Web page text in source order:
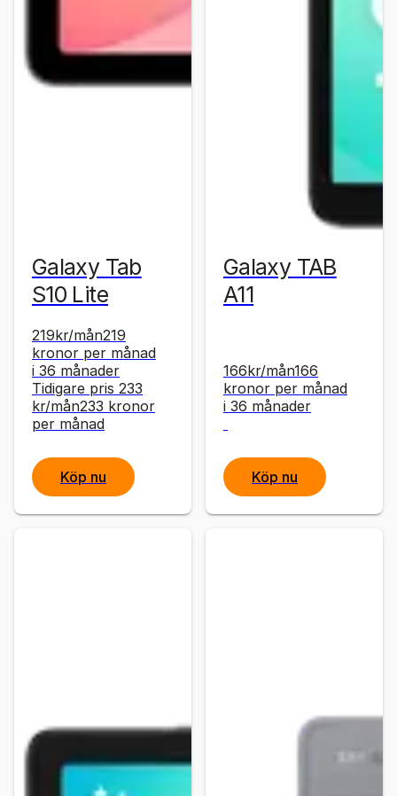
Galaxy Tab
S10 Lite
219kr/mån219
kronor per månad
i 36 månader
Tidigare pris 233
kr/mån233 kronor
per månad
Köp nu
Galaxy TAB
A11
166kr/mån166
kronor per månad
i 36 månader
Köp nu